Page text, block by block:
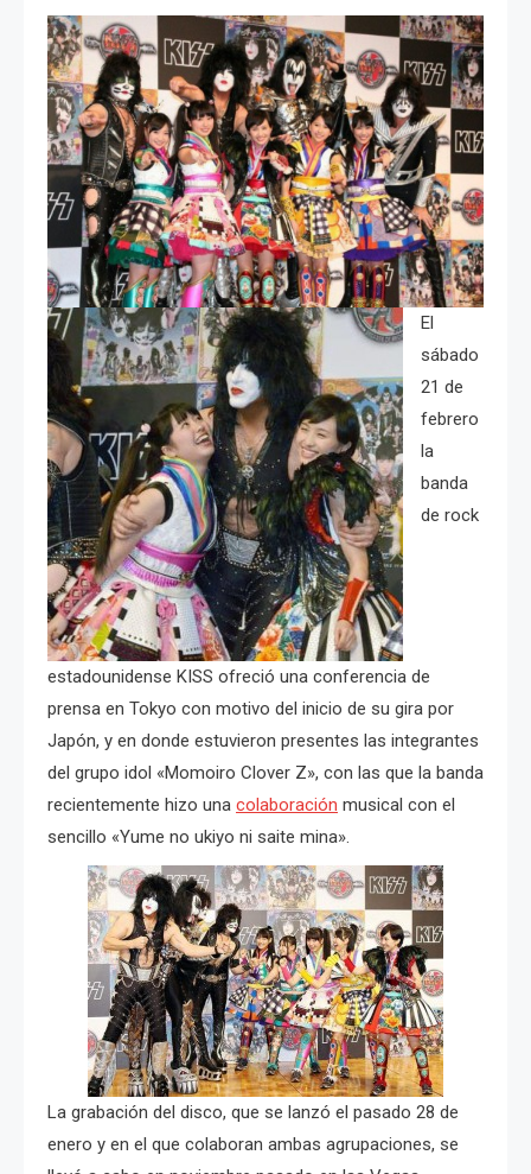
El
sábado
21 de
febrero
la
banda
de rock
estadounidense KISS ofreció una conferencia de
prensa en Tokyo con motivo del inicio de su gira por
Japón, y en donde estuvieron presentes las integrantes
del grupo idol «Momoiro Clover Z», con las que la banda
recientemente hizo una colaboración musical con el
sencillo «Yume no ukiyo ni saite mina».
La grabación del disco, que se lanzó el pasado 28 de
enero y en el que colaboran ambas agrupaciones, se